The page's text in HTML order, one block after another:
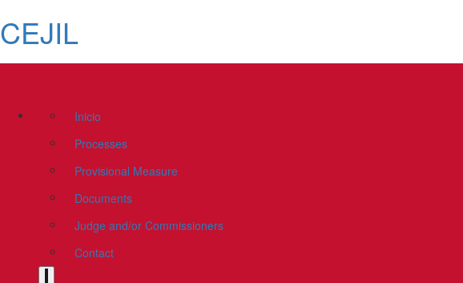
CEJIL
Inicio
Processes
Provisional Measure
Documents
Judge and/or Commissioners
Contact